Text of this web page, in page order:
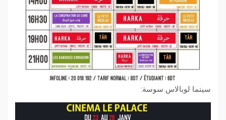
سينما لوبالاس سوسة: